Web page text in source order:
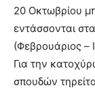
20 Οκτωβρίου
εντάσσονται
(Φεβρουάριος –
Για την
σπουδών